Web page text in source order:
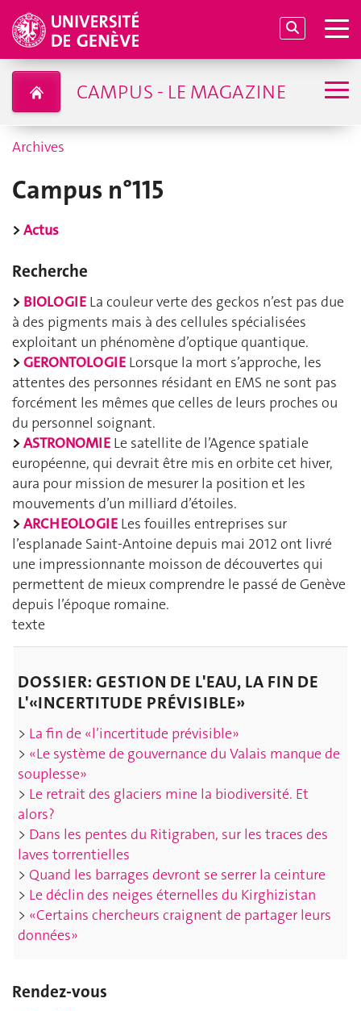
CAMPUS - LE MAGAZINE
Archives
Campus n°115
>Actus
Recherche
> BIOLOGIE La couleur verte des geckos n’est pas due
à des pigments mais à des cellules spécialisées
exploitant un phénomène d’optique quantique.
>GERONTOLOGIE Lorsque la mort s’approche, les
attentes des personnes résidant en EMS ne sont pas
forcément les mêmes que celles de leurs proches ou
du personnel soignant.
>ASTRONOMIE Le satellite de l’Agence spatiale
européenne, qui devrait être mis en orbite cet hiver,
aura pour mission de mesurer la position et les
mouvements d’un milliard d’étoiles.
>ARCHEOLOGIE Les fouilles entreprises sur
l’esplanade Saint-Antoine depuis mai 2012 ont livré
une impressionnante moisson de découvertes qui
permettent de mieux comprendre le passé de Genève
depuis l’époque romaine.
texte
DOSSIER: GESTION DE L'EAU, LA FIN DE
L'«INCERTITUDE PRÉVISIBLE»
> La fin de «l’incertitude prévisible»
> «Le système de gouvernance du Valais manque de
souplesse»
> Le retrait des glaciers mine la biodiversité. Et
alors?
> Dans les pentes du Ritigraben, sur les traces des
laves torrentielles
> Quand les barrages devront se serrer la ceinture
> Le déclin des neiges éternelles du Kirghizistan
> «Certains chercheurs craignent de partager leurs
données»
Rendez-vous